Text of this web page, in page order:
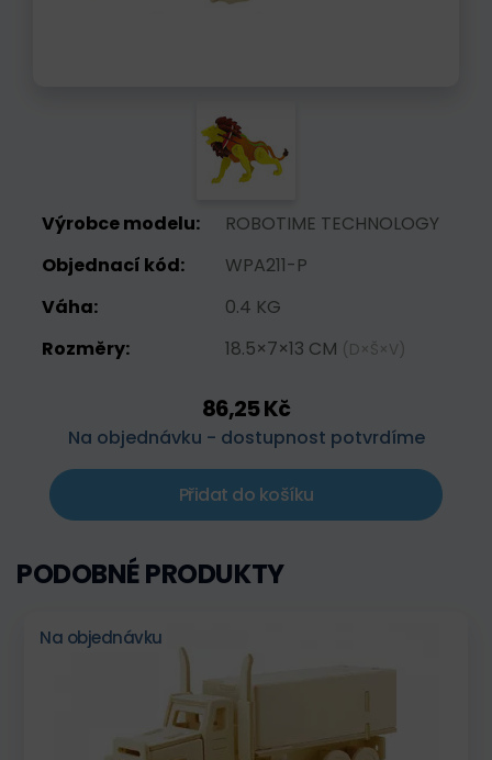
Výrobce modelu:
ROBOTIME TECHNOLOGY
Objednací kód:
WPA211-P
Váha:
0.4 KG
Rozměry:
18.5×7×13 CM (D×Š×V)
86,25 Kč
Na objednávku - dostupnost potvrdíme
Přidat do košíku
PODOBNÉ PRODUKTY
Na objednávku